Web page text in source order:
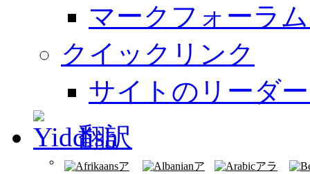
マークフォーラ
クイックリンク
サイトのリーダ
翻訳
ア
ア
アラ